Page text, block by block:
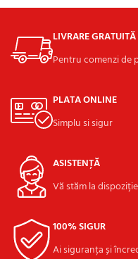
LIVRARE GRATUITĂ
Pentru comenzi de
PLATA ONLINE
Simplu si sigur
ASISTENȚĂ
Vă stăm la
100% SIGUR
Ai siguranța și